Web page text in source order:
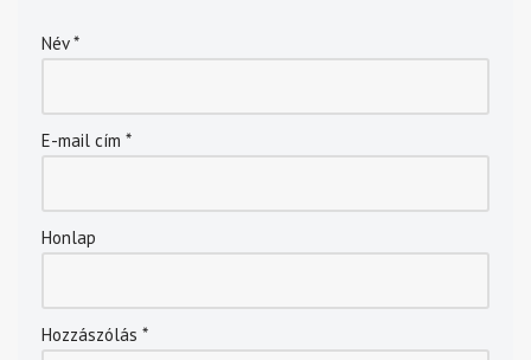
Név*
E-mail cím *
Honlap
Hozzászólás *